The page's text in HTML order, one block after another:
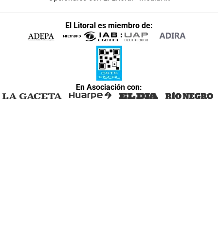
El Litoral es miembro de:
En Asociación con: